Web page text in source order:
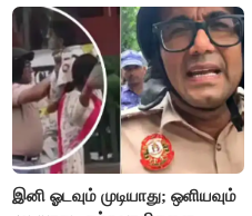
இனி ஓடவும் முடியாது; ஒளியவும்